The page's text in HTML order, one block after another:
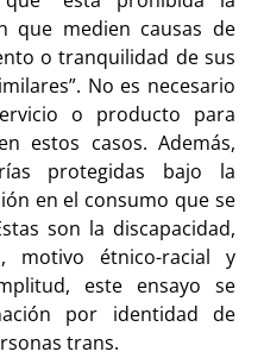
que medien causas de
o tranquilidad de sus
No es necesario
o producto para
estos casos. Además,
protegidas bajo la
en el consumo que se
son la discapacidad,
motivo étnico-racial y
este ensayo se
por identidad de
trans.